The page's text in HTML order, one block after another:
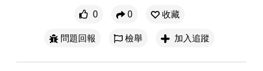
0 0
收藏
問題回報
檢舉 加入追蹤